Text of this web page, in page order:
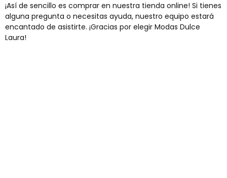
¡Así de sencillo es comprar en nuestra tienda online! Si tienes
alguna pregunta o necesitas ayuda, nuestro equipo estará
encantado de asistirte. ¡Gracias por elegir Modas Dulce
Laura!